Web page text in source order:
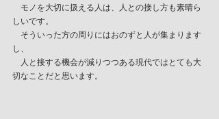
モノを大切に扱える人は、人との接し方も素晴ら
しいです。
そういった方の周りにはおのずと人が集まります
し、
人と接する機会が減りつつある現代ではとても大
切なことだと思います。